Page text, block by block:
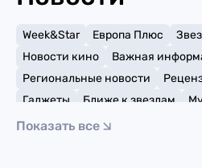
Week&Star Европа Плюс
Новости кино
Важная
Региональные новости
Гаджеты
Ближе к звездам
Мемы и тренды
Показать все